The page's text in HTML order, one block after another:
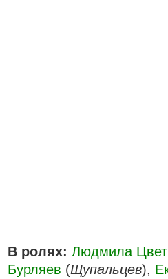
В ролях: Людмила
Бурляев (Щупальцев),